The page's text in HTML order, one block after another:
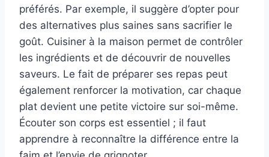
préférés. Par exemple, il suggère d’opter pour
des alternatives plus saines sans sacrifier le
goût. Cuisiner à la maison permet de contrôler
les ingrédients et de découvrir de nouvelles
saveurs. Le fait de préparer ses repas peut
également renforcer la motivation, car chaque
plat devient une petite victoire sur soi-même.
Écouter son corps est essentiel ; il faut
apprendre à reconnaître la différence entre la